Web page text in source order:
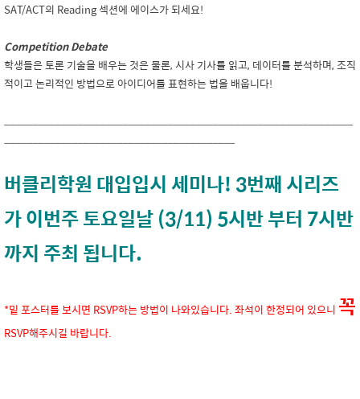
SAT/ACT의 Reading 섹션에 에이스가 되세요!
Competition Debate
학생들은 토론 기술을 배우는 것은 물론, 시사 기사를 읽고, 데이터를 분석하며, 조직
적이고 논리적인 방법으로 아이디어를 표현하는 법을 배웁니다!
버클리학원 대입입시 세미나! 3번째 시리즈
가 이번주 토요일날 (3/11) 5시반 부터 7시반
까지 주최 됩니다.
*밑 포스터를 보시면 RSVP하는 방법이 나와있습니다. 좌석이 한정되어 있으니 꼭
RSVP해주시길 바랍니다.